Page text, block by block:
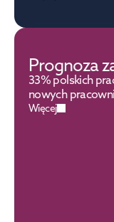
Prognoza
33% polskich
nowych
redukcjach
Więcej